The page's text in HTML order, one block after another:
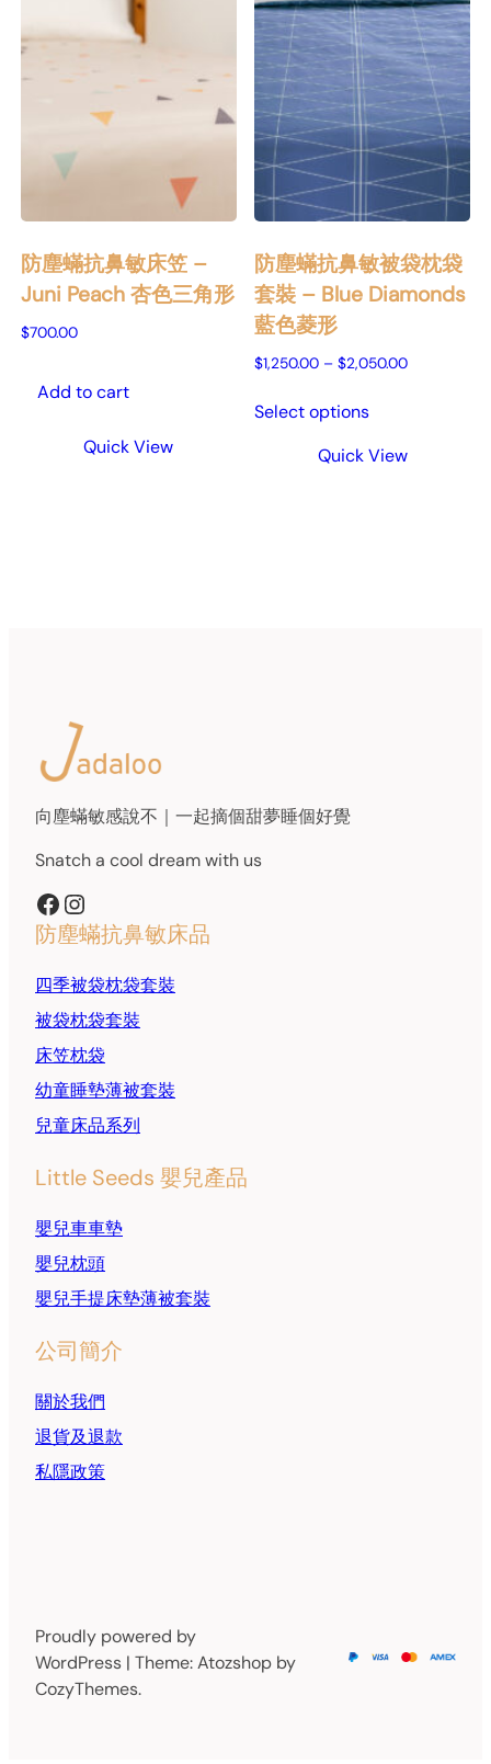
防塵蟎抗鼻敏床笠 –
Juni Peach 杏色三角形
$700.00
Add to cart
Quick View
防塵蟎抗鼻敏被袋枕袋
套裝 – Blue Diamonds
藍色菱形
$1,250.00 – $2,050.00Price
$2,050.00
Select options
Quick View
page
向塵蟎敏感說不｜一起摘個甜夢睡個好覺
Snatch a cool dream with us
Facebook Instagram
防塵蟎抗鼻敏床品
四季被袋枕袋套裝
被袋枕袋套裝
床笠枕袋
幼童睡墊薄被套裝
兒童床品系列
Little Seeds 嬰兒產品
嬰兒車車墊
嬰兒枕頭
嬰兒手提床墊薄被套裝
公司簡介
關於我們
退貨及退款
私隱政策
Proudly powered by
WordPress | Theme: Atozshop by
CozyThemes.